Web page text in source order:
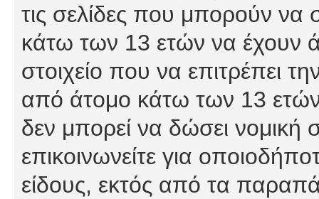
τις σελίδες που μπορούν να
κάτω των 13 ετών να έχουν
στοιχείο που να επιτρέπει
από άτομο κάτω των 13
δεν μπορεί να δώσει νομική
επικοινωνείτε για
είδους, εκτός από τα